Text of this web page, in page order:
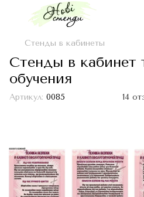
Стенды в кабинеты
Стенды в кабинет
обучения
Артикул: 0085 14